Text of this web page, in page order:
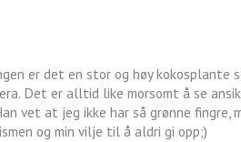
er det en stor og høy kokosplante
Det er alltid like morsomt å se
vet at jeg ikke har så grønne fingre,
og min vilje til å aldri gi opp;)